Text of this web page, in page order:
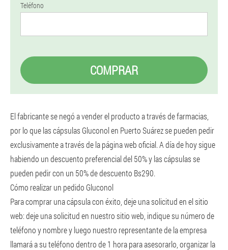
Teléfono
COMPRAR
El fabricante se negó a vender el producto a través de farmacias,
por lo que las cápsulas Gluconol en Puerto Suárez se pueden pedir
exclusivamente a través de la página web oficial. A día de hoy sigue
habiendo un descuento preferencial del 50% y las cápsulas se
pueden pedir con un 50% de descuento Bs290.
Cómo realizar un pedido Gluconol
Para comprar una cápsula con éxito, deje una solicitud en el sitio
web: deje una solicitud en nuestro sitio web, indique su número de
teléfono y nombre y luego nuestro representante de la empresa
llamará a su teléfono dentro de 1 hora para asesorarlo, organizar la